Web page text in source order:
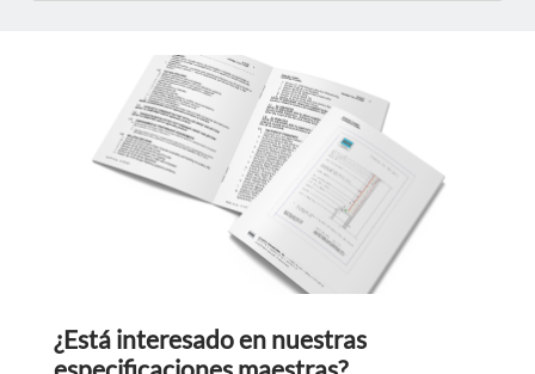
¿Está interesado en nuestras